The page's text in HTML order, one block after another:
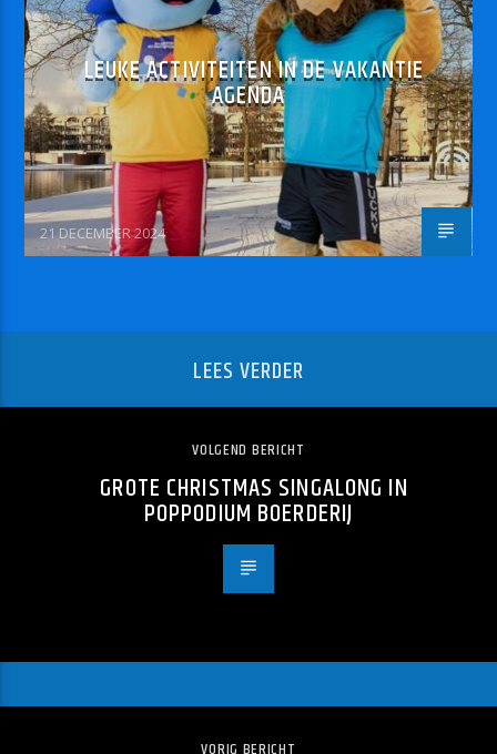
LEUKE ACTIVITEITEN IN DE VAKANTIE
AGENDA
21 DECEMBER 2024
LEES VERDER
VOLGEND BERICHT
GROTE CHRISTMAS SINGALONG IN
POPPODIUM BOERDERIJ